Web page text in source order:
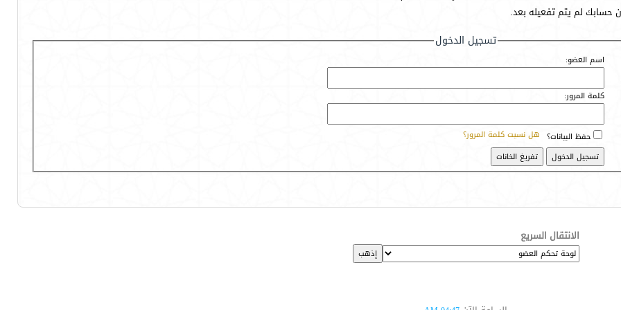
حسابك لم يتم تفعيله بعد.
تسجيل الدخول
اسم العضو:
كلمة المرور:
هل نسيت كلمة المرور؟ حفظ البيانات؟
الانتقال السريع